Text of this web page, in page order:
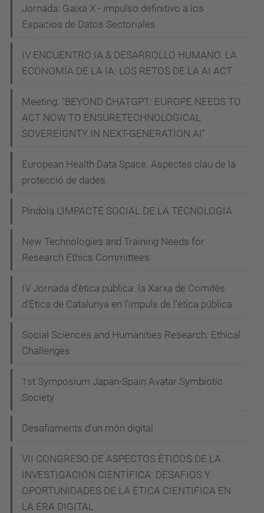
Jornada: Gaixa X - impulso definitivo a los
Espacios de Datos Sectoriales
IV ENCUENTRO IA & DESARROLLO HUMANO. LA
ECONOMÍA DE LA IA: LOS RETOS DE LA AI ACT
Meeting: "BEYOND CHATGPT: EUROPE NEEDS TO
ACT NOW TO ENSURETECHNOLOGICAL
SOVEREIGNTY IN NEXT-GENERATION AI"
European Health Data Space: Aspectes clau de la
protecció de dades
Píndola L’IMPACTE SOCIAL DE LA TECNOLOGIA
New Technologies and Training Needs for
Research Ethics Committees
IV Jornada d'ètica pública: la Xarxa de Comitès
d'Ètica de Catalunya en l'impuls de l'ètica pública
Social Sciences and Humanities Research: Ethical
Challenges
1st Symposium Japan-Spain Avatar Symbiotic
Society
Desafiaments d’un món digital
VII CONGRESO DE ASPECTOS ÉTICOS DE LA
INVESTIGACIÓN CIENTÍFICA: DESAFIOS Y
OPORTUNIDADES DE LA ÉTICA CIENTIFICA EN
LA ERA DIGITAL